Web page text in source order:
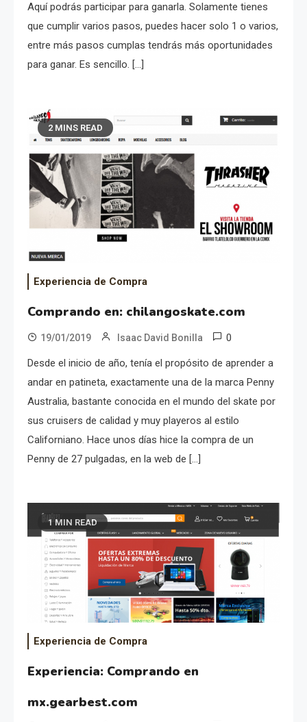
Aquí podrás participar para ganarla. Solamente tienes
que cumplir varios pasos, puedes hacer solo 1 o varios,
entre más pasos cumplas tendrás más oportunidades
para ganar. Es sencillo. […]
2 MINS READ
Experiencia de Compra
Comprando en: chilangoskate.com
19/01/2019 Isaac David Bonilla 0
Desde el inicio de año, tenía el propósito de aprender a
andar en patineta, exactamente una de la marca Penny
Australia, bastante conocida en el mundo del skate por
sus cruisers de calidad y muy playeros al estilo
Californiano. Hace unos días hice la compra de un
Penny de 27 pulgadas, en la web de […]
1 MIN READ
Experiencia de Compra
Experiencia: Comprando en
mx.gearbest.com